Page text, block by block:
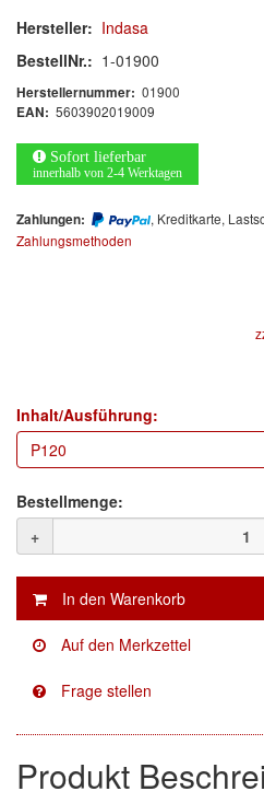
Reinigen
Arbeitsschutz
Mischfarben
Restposten
Colad
(9)
COLOR-EXPERT
(1)
E-D
(1)
EVERCOAT
Facdos
Finixa
Indasa
(8)
Mirka
Hersteller: Indasa
BestellNr.: 1-01900
Herstellernummer: 01900
EAN: 5603902019009
Sofort lieferbar
innerhalb von 2-4 Werktagen
Zahlungen: , Kreditkarte,
Zahlungsmethoden
Inhalt/Ausführung:
P120
Bestellmenge:
+
Produkt